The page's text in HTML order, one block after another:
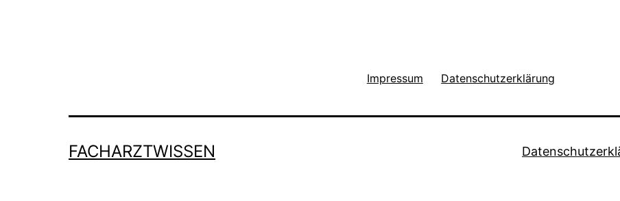
Impressum Datenschutzerklärung
FACHARZTWISSEN